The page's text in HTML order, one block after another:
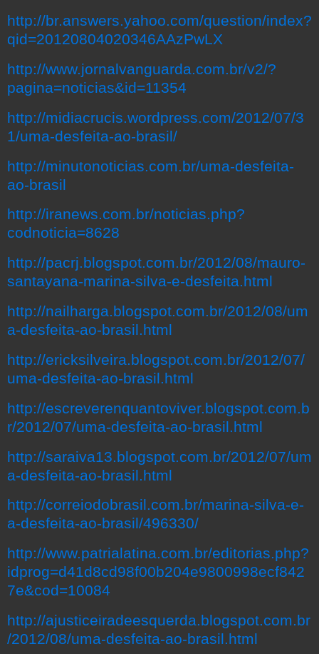
http://br.answers.yahoo.com/question/index?
qid=20120804020346AAzPwLX
http://www.jornalvanguarda.com.br/v2/?
pagina=noticias&id=11354
http://midiacrucis.wordpress.com/2012/07/3
1/uma-desfeita-ao-brasil/
http://minutonoticias.com.br/uma-desfeita-
ao-brasil
http://iranews.com.br/noticias.php?
codnoticia=8628
http://pacrj.blogspot.com.br/2012/08/mauro-
santayana-marina-silva-e-desfeita.html
http://nailharga.blogspot.com.br/2012/08/um
a-desfeita-ao-brasil.html
http://ericksilveira.blogspot.com.br/2012/07/
uma-desfeita-ao-brasil.html
http://escreverenquantoviver.blogspot.com.b
r/2012/07/uma-desfeita-ao-brasil.html
http://saraiva13.blogspot.com.br/2012/07/um
a-desfeita-ao-brasil.html
http://correiodobrasil.com.br/marina-silva-e-
a-desfeita-ao-brasil/496330/
http://www.patrialatina.com.br/editorias.php?
idprog=d41d8cd98f00b204e9800998ecf842
7e&cod=10084
http://ajusticeiradeesquerda.blogspot.com.br
/2012/08/uma-desfeita-ao-brasil.html